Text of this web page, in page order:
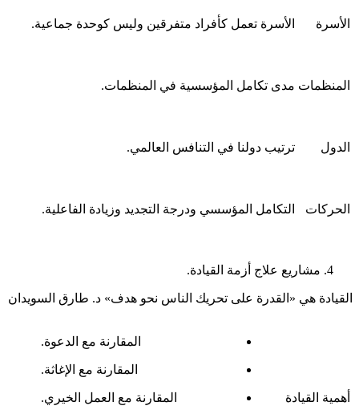
الأسرة الأسرة تعمل كأفراد متفرقين وليس كوحدة جماعية.
المنظمات مدى تكامل المؤسسية في المنظمات.
الدول ترتيب دولنا في التنافس العالمي.
الحركات التكامل المؤسسي ودرجة التجديد وزيادة الفاعلية.
مشاريع علاج أزمة القيادة.
القيادة هي «القدرة على تحريك الناس نحو هدف» د. طارق السويدان
أهمية القيادة
المقارنة مع الدعوة.
المقارنة مع الإغاثة.
المقارنة مع العمل الخيري.